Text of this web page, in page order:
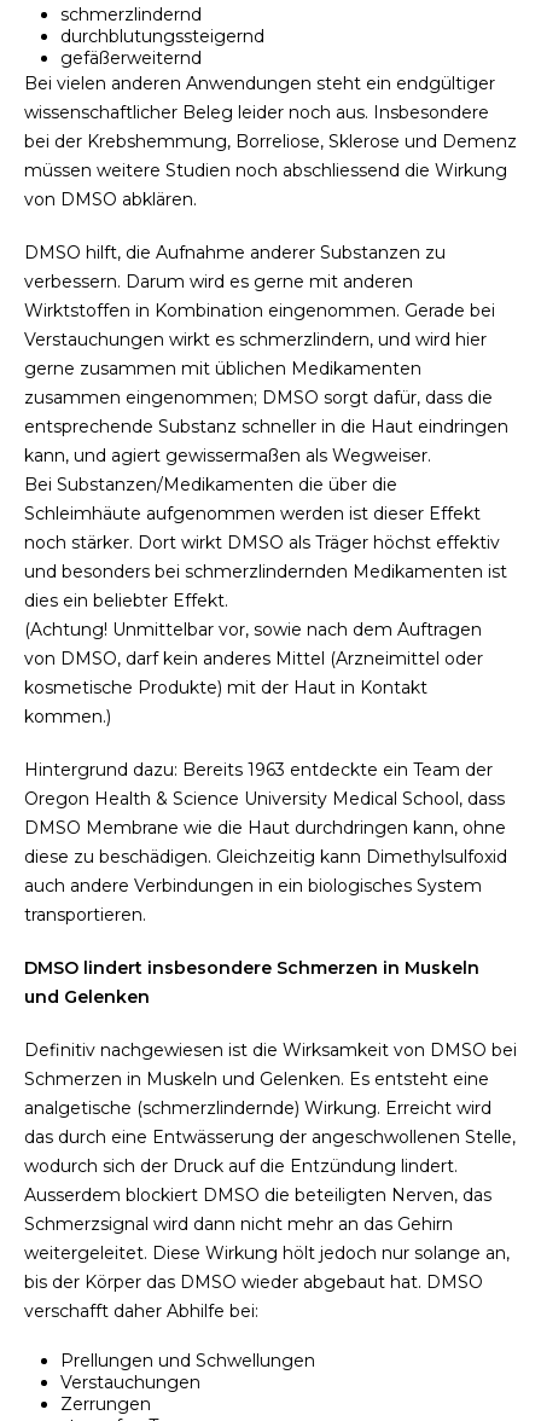
schmerzlindernd
durchblutungssteigernd
gefäßerweiternd
Bei vielen anderen Anwendungen steht ein endgültiger
wissenschaftlicher Beleg leider noch aus. Insbesondere
bei der Krebshemmung, Borreliose, Sklerose und Demenz
müssen weitere Studien noch abschliessend die Wirkung
von DMSO abklären.
DMSO hilft, die Aufnahme anderer Substanzen zu
verbessern. Darum wird es gerne mit anderen
Wirktstoffen in Kombination eingenommen. Gerade bei
Verstauchungen wirkt es schmerzlindern, und wird hier
gerne zusammen mit üblichen Medikamenten
zusammen eingenommen; DMSO sorgt dafür, dass die
entsprechende Substanz schneller in die Haut eindringen
kann, und agiert gewissermaßen als Wegweiser.
Bei Substanzen/Medikamenten die über die
Schleimhäute aufgenommen werden ist dieser Effekt
noch stärker. Dort wirkt DMSO als Träger höchst effektiv
und besonders bei schmerzlindernden Medikamenten ist
dies ein beliebter Effekt.
(Achtung! Unmittelbar vor, sowie nach dem Auftragen
von DMSO, darf kein anderes Mittel (Arzneimittel oder
kosmetische Produkte) mit der Haut in Kontakt
kommen.)
Hintergrund dazu: Bereits 1963 entdeckte ein Team der
Oregon Health & Science University Medical School, dass
DMSO Membrane wie die Haut durchdringen kann, ohne
diese zu beschädigen. Gleichzeitig kann Dimethylsulfoxid
auch andere Verbindungen in ein biologisches System
transportieren.
DMSO lindert insbesondere Schmerzen in Muskeln
und Gelenken
Definitiv nachgewiesen ist die Wirksamkeit von DMSO bei
Schmerzen in Muskeln und Gelenken. Es entsteht eine
analgetische (schmerzlindernde) Wirkung. Erreicht wird
das durch eine Entwässerung der angeschwollenen Stelle,
wodurch sich der Druck auf die Entzündung lindert.
Ausserdem blockiert DMSO die beteiligten Nerven, das
Schmerzsignal wird dann nicht mehr an das Gehirn
weitergeleitet. Diese Wirkung hölt jedoch nur solange an,
bis der Körper das DMSO wieder abgebaut hat. DMSO
verschafft daher Abhilfe bei:
Prellungen und Schwellungen
Verstauchungen
Zerrungen